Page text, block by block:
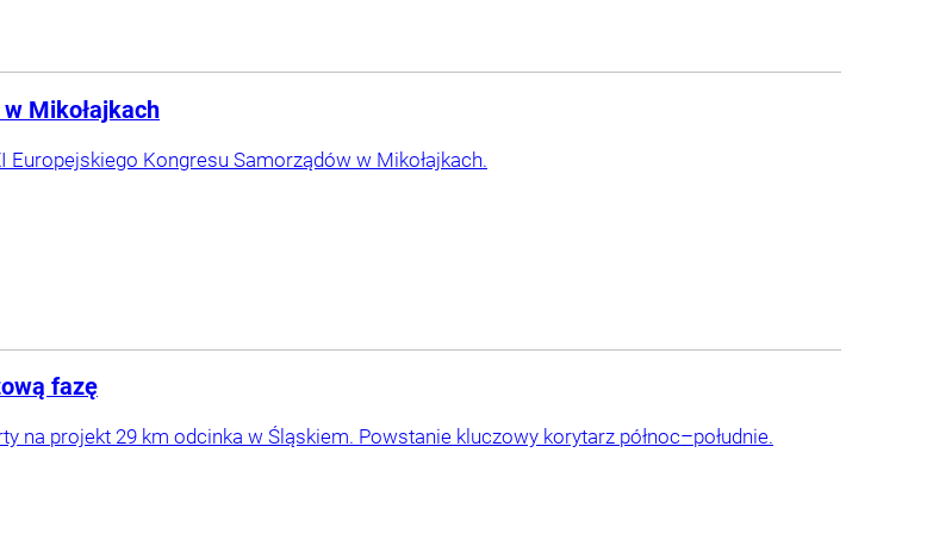
Mikołajkach
Kongresu Samorządów w Mikołajkach.
fazę
na projekt 29 km odcinka w Śląskiem. Powstanie kluczowy korytarz północ–południe.